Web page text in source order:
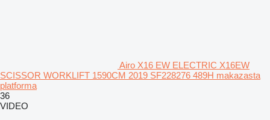
Airo X16 EW ELECTRIC X16EW
SCISSOR WORKLIFT 1590CM 2019 SF228276 489H makazasta
platforma
36
VIDEO